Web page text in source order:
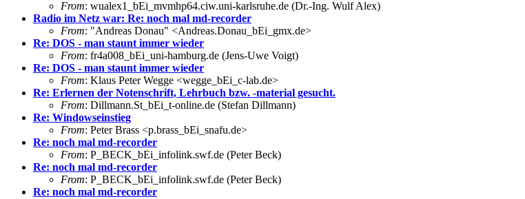
From: wualex1_bEi_mvmhp64.ciw.uni-karlsruhe.de (Dr.-Ing. Wulf Alex)
Radio im Netz war: Re: noch mal md-recorder
From: "Andreas Donau" <Andreas.Donau_bEi_gmx.de>
Re: DOS - man staunt immer wieder
From: fr4a008_bEi_uni-hamburg.de (Jens-Uwe Voigt)
Re: DOS - man staunt immer wieder
From: Klaus Peter Wegge <wegge_bEi_c-lab.de>
Re: Erlernen der Notenschrift, Lehrbuch bzw. -material gesucht.
From: Dillmann.St_bEi_t-online.de (Stefan Dillmann)
Re: Windowseinstieg
From: Peter Brass <p.brass_bEi_snafu.de>
Re: noch mal md-recorder
From: P_BECK_bEi_infolink.swf.de (Peter Beck)
Re: noch mal md-recorder
From: P_BECK_bEi_infolink.swf.de (Peter Beck)
Re: noch mal md-recorder